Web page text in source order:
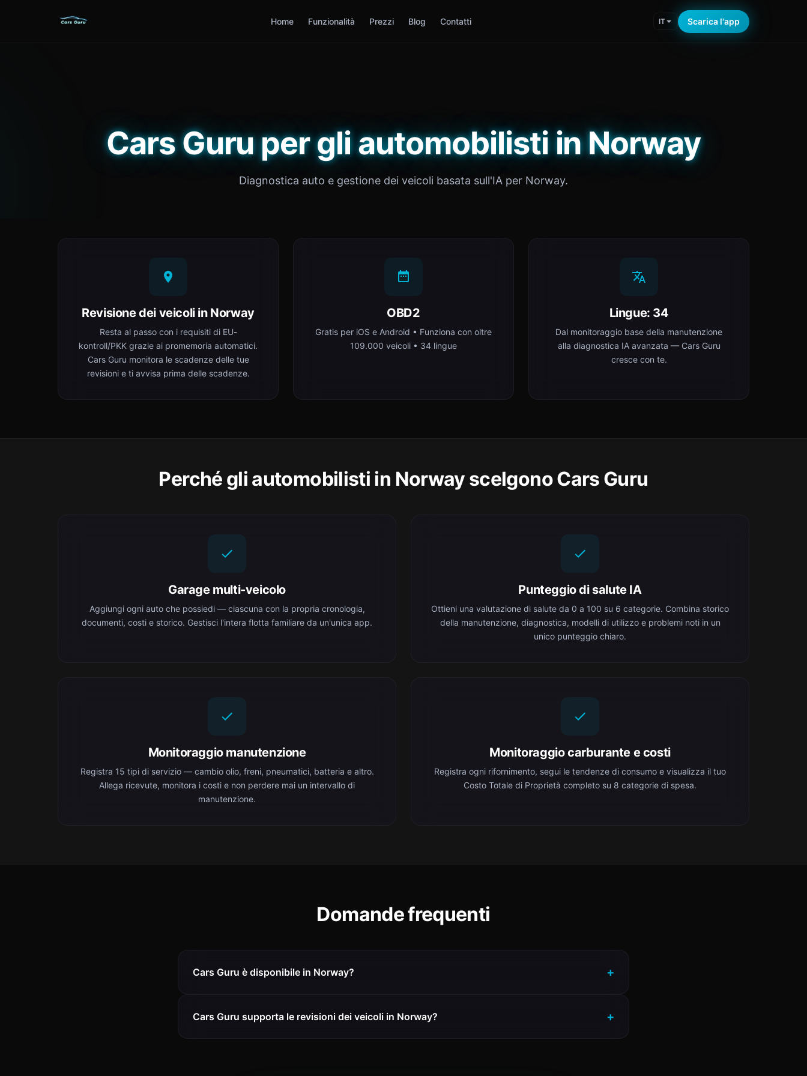
Home Funzionalità Prezzi Blog Contatti IT Scarica l'app
Cars Guru per gli automobilisti in Norway
Diagnostica auto e gestione dei veicoli basata sull'IA per Norway.
Revisione dei veicoli in Norway
Resta al passo con i requisiti di EU-
kontroll/PKK grazie ai promemoria automatici.
Cars Guru monitora le scadenze delle tue
revisioni e ti avvisa prima delle scadenze.
OBD2
Gratis per iOS e Android • Funziona con oltre
109.000 veicoli • 34 lingue
Lingue: 34
Dal monitoraggio base della manutenzione
alla diagnostica IA avanzata — Cars Guru
cresce con te.
Perché gli automobilisti in Norway scelgono Cars Guru
Garage multi-veicolo
Aggiungi ogni auto che possiedi — ciascuna con la propria cronologia,
documenti, costi e storico. Gestisci l'intera flotta familiare da un'unica app.
Punteggio di salute IA
Ottieni una valutazione di salute da 0 a 100 su 6 categorie. Combina storico
della manutenzione, diagnostica, modelli di utilizzo e problemi noti in un
unico punteggio chiaro.
Monitoraggio manutenzione
Registra 15 tipi di servizio — cambio olio, freni, pneumatici, batteria e altro.
Allega ricevute, monitora i costi e non perdere mai un intervallo di
manutenzione.
Monitoraggio carburante e costi
Registra ogni rifornimento, segui le tendenze di consumo e visualizza il tuo
Costo Totale di Proprietà completo su 8 categorie di spesa.
Domande frequenti
Cars Guru è disponibile in Norway?
Cars Guru supporta le revisioni dei veicoli in Norway?